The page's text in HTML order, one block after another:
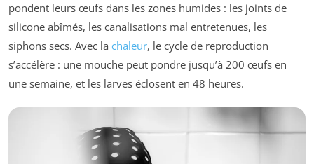
pondent leurs œufs dans les zones humides : les joints de
silicone abîmés, les canalisations mal entretenues, les
siphons secs. Avec la chaleur, le cycle de reproduction
s’accélère : une mouche peut pondre jusqu’à 200 œufs en
une semaine, et les larves éclosent en 48 heures.